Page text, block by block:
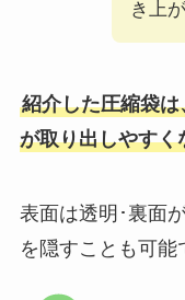
き上
紹介した圧縮袋
が取り出しやすく
表面は透明･裏面
を隠すことも可能